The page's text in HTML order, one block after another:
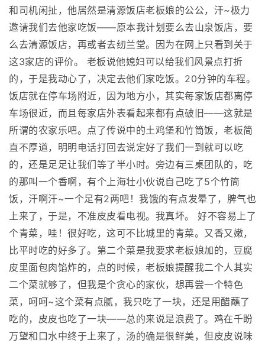
和司机闲扯，他居然是清源饭店老板娘的公公，汗~极力
邀请我们去他家吃饭——原本我计划要么去山泉饭店，要
么去清源饭店，再或者去纫兰堂。因为在网上只看到关于
这3家店的评价。 老板说他媳妇可以给我们风景点打折
的，于是我动心了，决定去他们家吃饭。20分钟的车程。
饭店就在停车场附近，因为地方小，其实每家饭店都离停
车场很近，而且每家店外表看起来都有点破旧——这就是
所谓的农家乐吧。点了传说中的土鸡堡和竹筒饭，老板简
直不厚道，明明电话打回去说定好了我们一到就可以吃
的，还是足足让我们等了半小时。旁边有三桌团队的，吃
的那叫一个香啊，有个上海壮小伙说自己吃了5个竹筒
饭，汗啊汗~一个足有2两吧！我饿的有点发晕了，脾气也
上来了，于是，不准皮皮看电视。我真坏。 好不容易上了
个青菜，哇！很好吃，这可不比城里的青菜。又香又嫩，
比平时吃的好多了。第二个菜是我要求老板娘加的，豆腐
皮里面包肉馅炸的，点的时候，老板娘提醒我二个人其实
二个菜就够了，但我是个贪心的家伙，想再尝一个特色
菜，呵呵~这个菜有点腻，我只吃了一块，还是用醋蘸了
吃的，皮皮也吃了一块——总的来说是浪费了。鸡在千盼
万望和口水中终于上来了，汤的确是很鲜美，但皮皮说味